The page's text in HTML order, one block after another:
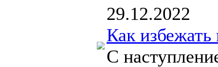
29.12.2022
Как избежать
С